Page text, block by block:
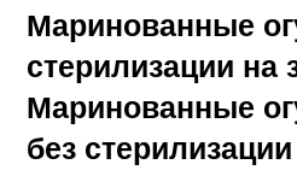
Маринованные
стерилизации на
Маринованные
без